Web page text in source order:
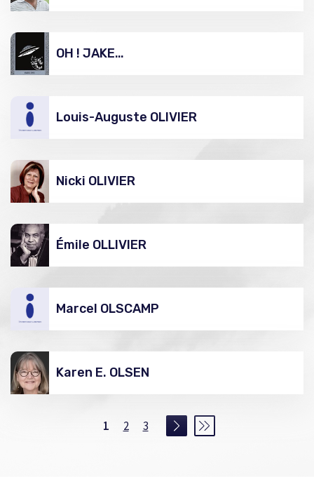
OH ! JAKE…
Louis-Auguste OLIVIER
Nicki OLIVIER
Émile OLLIVIER
Marcel OLSCAMP
Karen E. OLSEN
1 2 3